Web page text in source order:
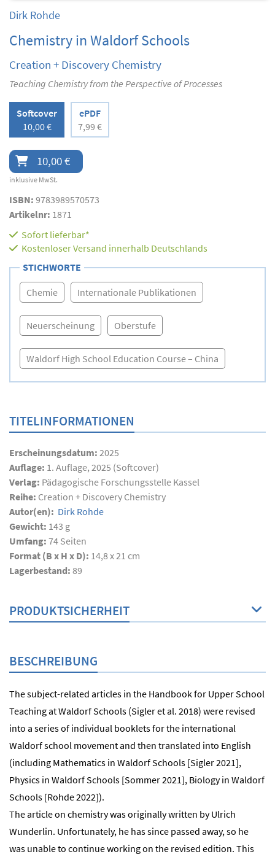
Dirk Rohde
Chemistry in Waldorf Schools
Creation + Discovery Chemistry
Teaching Chemistry from the Perspective of Processes
Softcover
10,00 €
ePDF
7,99 €
10,00 €
inklusive MwSt.
ISBN: 9783989570573
Artikelnr: 1871
Sofort lieferbar*
Kostenloser Versand innerhalb Deutschlands
STICHWORTE
Chemie Internationale Publikationen
Neuerscheinung Oberstufe
Waldorf High School Education Course – China
TITELINFORMATIONEN
Erscheinungsdatum: 2025
Auflage: 1. Auflage, 2025 (Softcover)
Verlag: Pädagogische Forschungsstelle Kassel
Reihe: Creation + Discovery Chemistry
Autor(en): Dirk Rohde
Gewicht: 143 g
Umfang: 74 Seiten
Format (B x H x D): 14,8 x 21 cm
Lagerbestand: 89
PRODUKTSICHERHEIT
BESCHREIBUNG
The subject-related articles in the Handbook for Upper School
Teaching at Waldorf Schools (Sigler et al. 2018) were revised
into a series of individual booklets for the international
Waldorf school movement and then translated into English
(including Mathematics in Waldorf Schools [Sigler 2021],
Physics in Waldorf Schools [Sommer 2021], Biology in Waldorf
Schools [Rohde 2022]).
The article on chemistry was originally written by Ulrich
Wunderlin. Unfortunately, he has since passed away, so he
was unable to continue working on the revised edition. This